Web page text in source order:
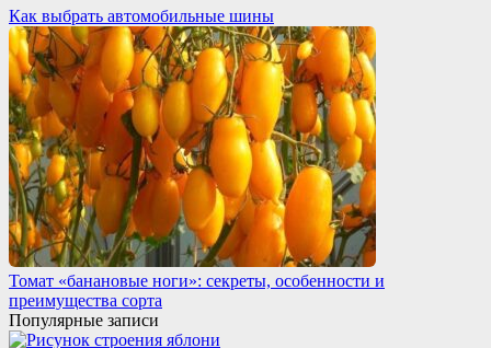
Как выбрать автомобильные шины
Томат «банановые ноги»: секреты, особенности и
преимущества сорта
Популярные записи